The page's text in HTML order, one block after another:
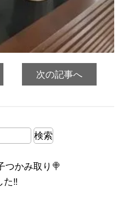
次の記事へ
つかみ取り🍭
た‼